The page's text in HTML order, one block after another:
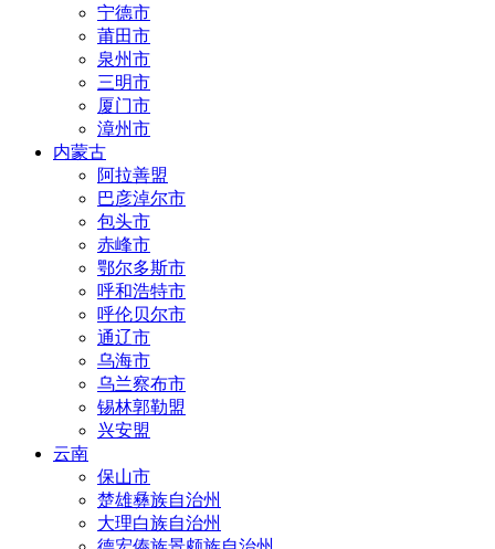
宁德市
莆田市
泉州市
三明市
厦门市
漳州市
内蒙古
阿拉善盟
巴彦淖尔市
包头市
赤峰市
鄂尔多斯市
呼和浩特市
呼伦贝尔市
通辽市
乌海市
乌兰察布市
锡林郭勒盟
兴安盟
云南
保山市
楚雄彝族自治州
大理白族自治州